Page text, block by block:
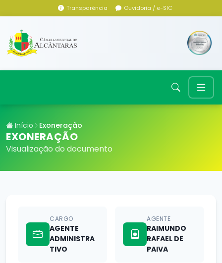
Transparência Ouvidoria / e-SIC
Início Exoneração
EXONERAÇÃO
Visualização do documento
CARGO
AGENTE
ADMINISTRA
TIVO
AGENTE
RAIMUNDO
RAFAEL DE
PAIVA